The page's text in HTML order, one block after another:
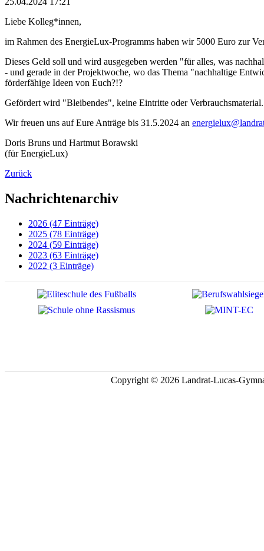
Liebe Kolleg*innen,
im Rahmen des EnergieLux-Programms haben wir 5000 Euro zur
Dieses Geld soll und wird ausgegeben werden "für alles, was
- und gerade in der Projektwoche, wo das Thema "nachhaltige
förderfähige Ideen von Euch?!?
Gefördert wird "Bleibendes", keine Eintritte oder Verbrauchsmaterial.
Wir freuen uns auf Eure Anträge bis 31.5.2024 an
Doris Bruns und Hartmut Borawski
(für EnergieLux)
Zurück
Nachrichtenarchiv
2026 (47 Einträge)
2025 (78 Einträge)
2024 (59 Einträge)
2023 (63 Einträge)
2022 (3 Einträge)
Copyright © 2026 Landrat-Lucas-